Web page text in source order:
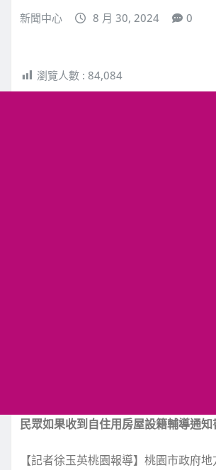
新聞中心 8 月 30, 2024 0
瀏覽人數 : 84,084
民眾如果收到自住用房屋設籍輔導通
【記者徐玉英桃園報導】桃園市政府地